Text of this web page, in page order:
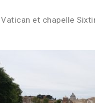
et chapelle